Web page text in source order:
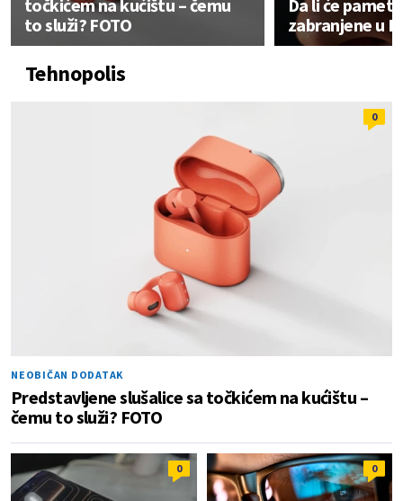
točkićem na kućištu – čemu
to služi? FOTO
Da li će
zabranjene u
Tehnopolis
0
NEOBIČAN DODATAK
Predstavljene slušalice sa točkićem na kućištu –
čemu to služi? FOTO
0 0